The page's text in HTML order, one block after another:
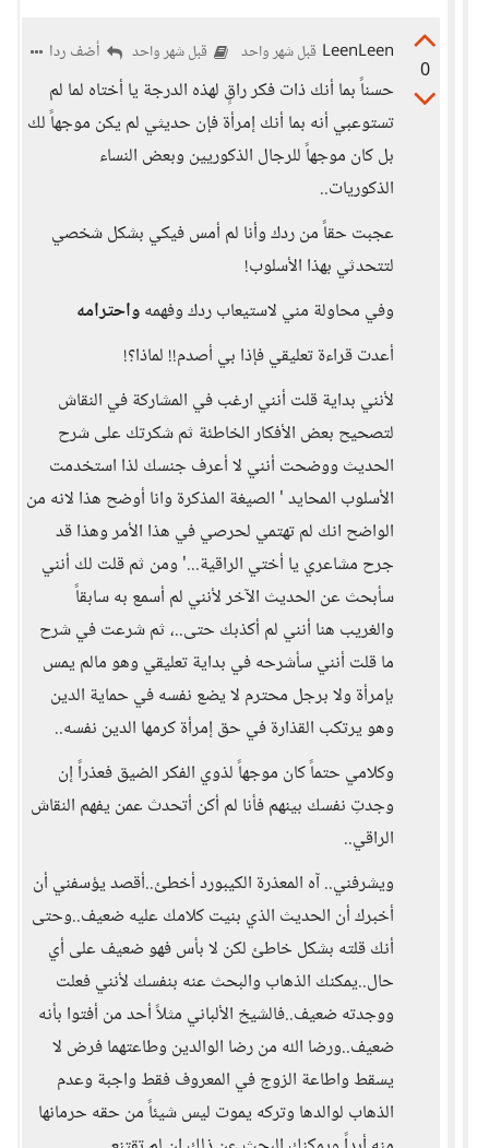
0
LeenLeen قبل شهر واحد قبل شهر واحد أضف ردا
حسناً بما أنك ذات فكر راقٍ لهذه الدرجة يا أختاه لما لم
تستوعبي أنه بما أنك إمرأة فإن حديثي لم يكن موجهاً لك
بل كان موجهاً للرجال الذكوريين وبعض النساء
الذكوريات..
عجبت حقاً من ردك وأنا لم أمس فيكي بشكل شخصي
لتتحدثي بهذا الأسلوب!
وفي محاولة مني لاستيعاب ردك وفهمهواحترامه
أعدت قراءة تعليقي فإذا بي أصدم!! لماذا؟!
لأنني بداية قلت أنني ارغب في المشاركة في النقاش
لتصحيح بعض الأفكار الخاطئة ثم شكرتك على شرح
الحديث ووضحت أنني لا أعرف جنسك لذا استخدمت
الأسلوب المحايد ' الصيغة المذكرة وانا أوضح هذا لانه من
الواضح انك لم تهتمي لحرصي في هذا الأمر وهذا قد
جرح مشاعري يا أختي الراقية...' ومن ثم قلت لك أنني
سأبحث عن الحديث الآخر لأنني لم أسمع به سابقاً
والغريب هنا أنني لم أكذبك حتى..، ثم شرعت في شرح
ما قلت أنني سأشرحه في بداية تعليقي وهو مالم يمس
بإمرأة ولا برجل محترم لا يضع نفسه في حماية الدين
وهو يرتكب القذارة في حق إمرأة كرمها الدين نفسه..
وكلامي حتماً كان موجهاً لذوي الفكر الضيق فعذراً إن
وجدتِ نفسك بينهم فأنا لم أكن أتحدث عمن يفهم النقاش
الراقي..
ويشرفني.. آه المعذرة الكيبورد أخطئ..أقصد يؤسفني أن
أخبرك أن الحديث الذي بنيت كلامك عليه ضعيف..وحتى
أنك قلته بشكل خاطئ لكن لا بأس فهو ضعيف على أي
حال..يمكنك الذهاب والبحث عنه بنفسك لأنني فعلت
ووجدته ضعيف..فالشيخ الألباني مثلاً أحد من أفتوا بأنه
ضعيف..ورضا الله من رضا الوالدين وطاعتهما فرض لا
يسقط واطاعة الزوج في المعروف فقط واجبة وعدم
الذهاب لوالدها وتركه يموت ليس شيئاً من حقه حرمانها